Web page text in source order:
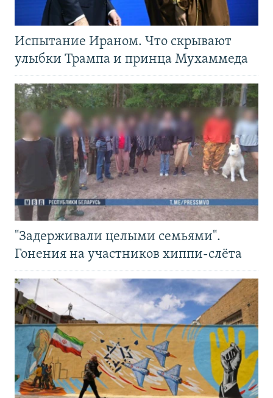
Испытание Ираном. Что скрывают
улыбки Трампа и принца Мухаммеда
"Задерживали целыми семьями".
Гонения на участников хиппи-слёта